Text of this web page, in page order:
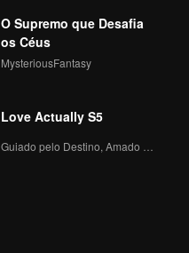
O Supremo que Desafia
os Céus
MysteriousFantasy
Love Actually S5